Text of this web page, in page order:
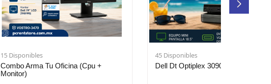
15 Disponibles
Combo Arma Tu Oficina (Cpu +
Monitor)
45 Disponibles
Dell Dt Optiplex 3090 Mff